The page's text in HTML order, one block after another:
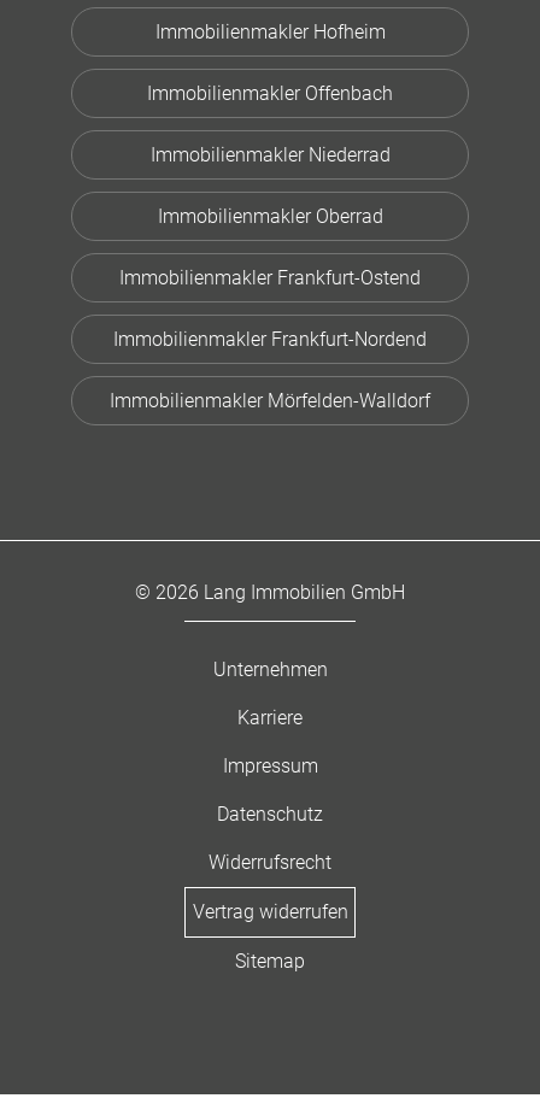
Immobilienmakler Hofheim
Immobilienmakler Offenbach
Immobilienmakler Niederrad
Immobilienmakler Oberrad
Immobilienmakler Frankfurt-Ostend
Immobilienmakler Frankfurt-Nordend
Immobilienmakler Mörfelden-Walldorf
© 2026 Lang Immobilien GmbH
Unternehmen
Karriere
Impressum
Datenschutz
Widerrufsrecht
Vertrag widerrufen
Sitemap